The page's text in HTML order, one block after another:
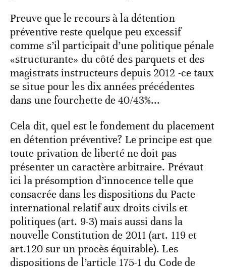
Preuve que le recours à la détention
préventive reste quelque peu excessif
comme s’il participait d’une politique pénale
«structurante» du côté des parquets et des
magistrats instructeurs depuis 2012 -ce taux
se situe pour les dix années précédentes
dans une fourchette de 40/43%...
Cela dit, quel est le fondement du placement
en détention préventive? Le principe est que
toute privation de liberté ne doit pas
présenter un caractère arbitraire. Prévaut
ici la présomption d’innocence telle que
consacrée dans les dispositions du Pacte
international relatif aux droits civils et
politiques (art. 9-3) mais aussi dans la
nouvelle Constitution de 2011 (art. 119 et
art.120 sur un procès équitable). Les
dispositions de l’article 175-1 du Code de